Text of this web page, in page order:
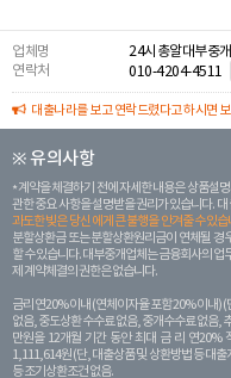
업체명
24시총알대부중개
연락처
010-4204-4511
대출나라를 보고 연락드렸다고 하시면
※ 유의사항
계약을 체결하기 전에 자세한 내용은 상품설
관한 중요 사항을 설명받을 권리가 있습니다.
과도한 빚은 당신 에게 큰 불행을 안겨줄 수 있
분할상환금 또는 분할상환원리금이 연체될 경
할 수 있습니다. 대부중개업체는 금융회사의 업
제 계약체결의 권한은 없습니다.
금리 연20% 이내 (연체이자율 포함 20% 이내)
없음, 중도상환 수수료 없음, 중개수수료 없음,
만원을 12개월 기간 동안 최대 금 리 연20%
1,111,614원 (단, 대출상품 및 상환방법 등 대
등 조기상환조건 없음.